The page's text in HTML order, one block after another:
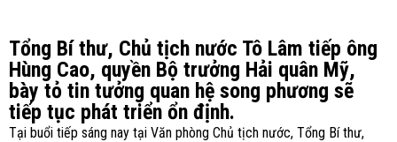
Tổng Bí thư, Chủ tịch nước Tô Lâm tiếp ông
Hùng Cao, quyền Bộ trưởng Hải quân Mỹ,
bày tỏ tin tưởng quan hệ song phương sẽ
tiếp tục phát triển ổn định.
Tại buổi tiếp sáng nay tại Văn phòng Chủ tịch nước, Tổng Bí thư,